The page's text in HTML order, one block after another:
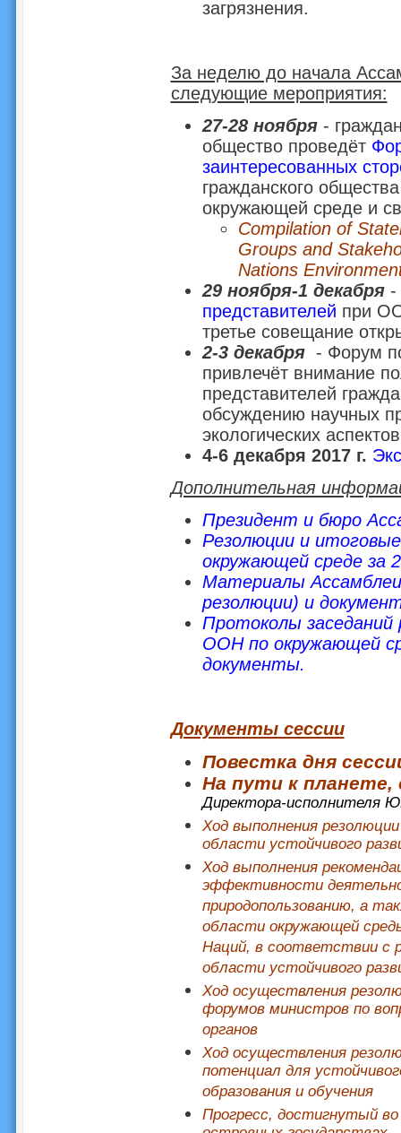
загрязнения.
За неделю до начала
следующие мероприятия:
27-28 ноября-
общество проведёт
заинтересованных
гражданского
окружающей среде и
Compilation of
Groups and
Nations
29 ноября-1 декабря
представителей при
третье совещание
2-3 декабря- Форум
привлечёт внимание
представителей
обсуждению научных
экологических
4-6 декабря 2017 г.
Дополнительная
Президент и бюро
Резолюции и
окружающей среде за
Материалы
резолюции) и
Протоколы
ООН по окружающей
документы.
Документы сессии
Повестка дня
На пути к планете,
Директора-исполнителя
Ход выполнения
области устойчивого
Ход выполнения
эффективности
природопользованию, а
области окружающей
Наций, в соответствии с
области устойчивого
Ход осуществления
форумов министров по
органов
Ход осуществления
потенциал для
образования и обучения
Прогресс, достигнутый